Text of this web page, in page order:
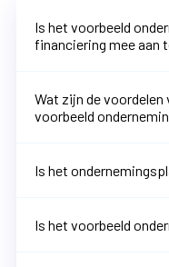
Is het voorbeeld
financiering mee aan
Wat zijn de voordelen
voorbeeld
Is het
Is het voorbeeld